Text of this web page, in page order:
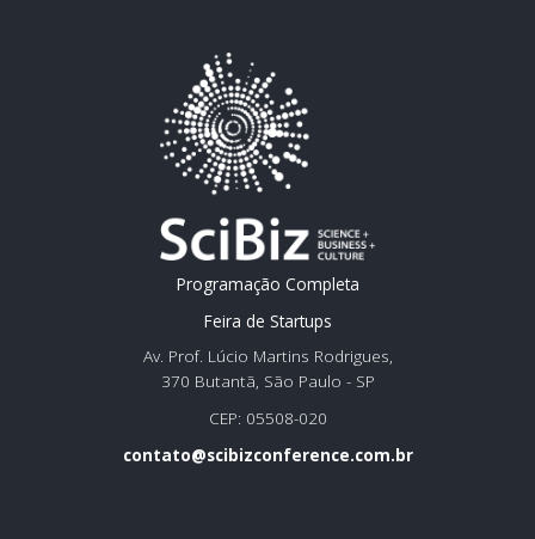
Programação Completa
Feira de Startups
Av. Prof. Lúcio Martins Rodrigues,
370 Butantã, São Paulo - SP
CEP: 05508-020
contato@scibizconference.com.br